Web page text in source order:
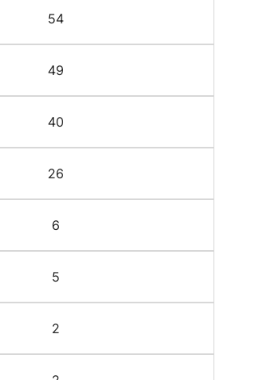
54
49
40
26
6
5
2